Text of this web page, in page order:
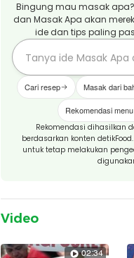
Bingung mau masak
dan Masak Apa akan
ide dan tips paling
Cari resep Masak dari
Rekomendasi
Rekomendasi dihasilkan
berdasarkan konten
untuk tetap melakukan
Video
02:34